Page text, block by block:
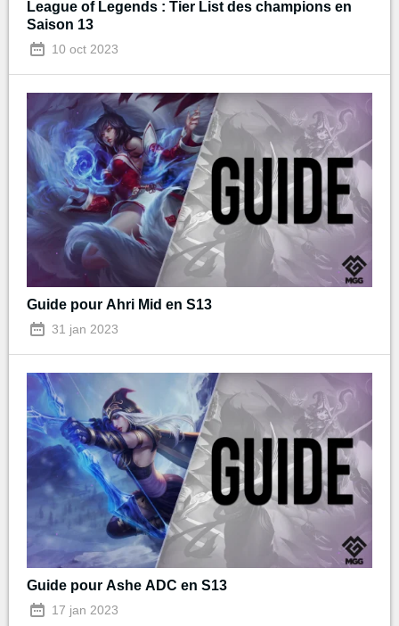
League of Legends : Tier List des champions en
Saison 13
10 oct 2023
Guide pour Ahri Mid en S13
31 jan 2023
Guide pour Ashe ADC en S13
17 jan 2023